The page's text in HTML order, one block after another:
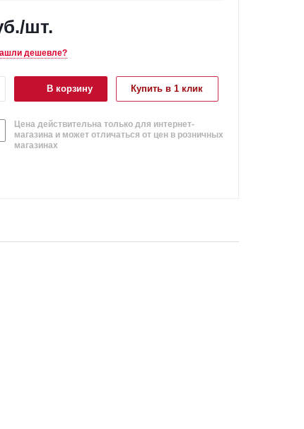
/шт.
дешевле?
В корзину Купить в 1 клик
Цена действительна только для интернет-
магазина и может отличаться от цен в розничных
магазинах